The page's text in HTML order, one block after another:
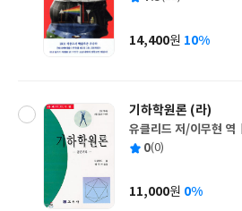
사
가
14,400원 10%
기하학원론 (라)
글
쓴
유클리드 저/이무현 역
출
사
평 0(0)
가
11,000원 0%